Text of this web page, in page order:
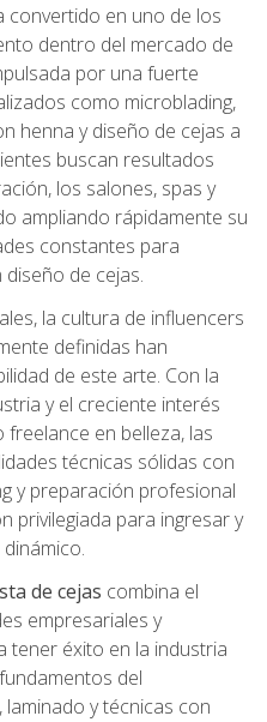
convertido en uno de los
dentro del mercado de
por una fuerte
como microblading,
henna y diseño de cejas a
buscan resultados
los salones, spas y
ampliando rápidamente su
constantes para
de cejas.
la cultura de influencers
definidas han
de este arte. Con la
y el creciente interés
en belleza, las
técnicas sólidas con
y preparación profesional
privilegiada para ingresar y
de cejas combina el
empresariales y
tener éxito en la industria
del
y técnicas con